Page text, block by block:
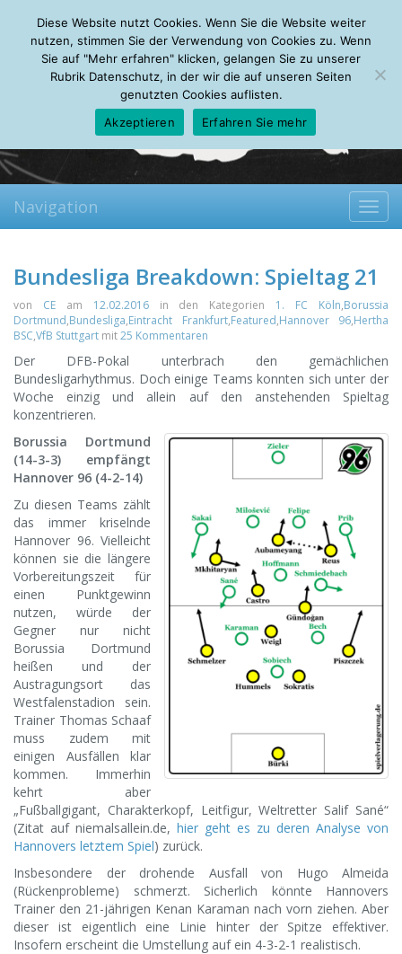
Sunday, 09.08.2026
Mein Account
About Autoren Leseempfehlungen FAQ
Navigation
Bundesliga Breakdown: Spieltag 21
von CEam 12.02.2016in den Kategorien 1. FC Köln,Borussia
Dortmund,Bundesliga,Eintracht Frankfurt,Featured,Hannover 96,Hertha
BSC,VfB Stuttgart mit25 Kommentaren
Der DFB-Pokal unterbrach den gemächlichen
Bundesligarhythmus. Doch einige Teams konnten sich unter der
Woche einzig und allein auf den anstehenden Spieltag
konzentrieren.
Borussia Dortmund
(14-3-3) empfängt
Hannover 96 (4-2-14)
Zu diesen Teams zählt
das immer kriselnde
Hannover 96. Vielleicht
können sie die längere
Vorbereitungszeit für
einen Punktgewinn
nutzen, würde der
Gegner nur nicht
Borussia Dortmund
heißen und der
Austragungsort das
Westfalenstadion sein.
Trainer Thomas Schaaf
muss zudem mit
einigen Ausfällen klar
kommen. Immerhin
kehrt aber
„Fußballgigant, Charakterkopf, Leitfigur, Weltretter Salif Sané“
(Zitat auf niemalsallein.de, hier geht es zu deren Analyse von
Hannovers letztem Spiel) zurück.
Insbesondere der drohende Ausfall von Hugo Almeida
(Rückenprobleme) schmerzt. Sicherlich könnte Hannovers
Trainer den 21-jährigen Kenan Karaman nach vorn ziehen. Aber
dieser ist eigentlich eine Linie hinter der Spitze effektiver.
Insofern erscheint die Umstellung auf ein 4-3-2-1 realistisch.
Diese Website nutzt Cookies. Wenn Sie die Website weiter
nutzen, stimmen Sie der Verwendung von Cookies zu. Wenn
Sie auf "Mehr erfahren" klicken, gelangen Sie zu unserer
Rubrik Datenschutz, in der wir die auf unseren Seiten
genutzten Cookies auflisten.
Akzeptieren
Erfahren Sie mehr